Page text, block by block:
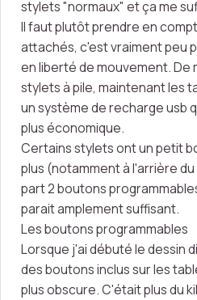
stylets "normaux" et ça me
Il faut plutôt prendre en
attachés, c'est vraiment peu
en liberté de mouvement. De
stylets à pile, maintenant les
un système de recharge usb
plus économique.
Certains stylets ont un petit
plus (notamment à l'arrière
part 2 boutons
parait amplement suffisant.
Les boutons programmables
Lorsque j'ai débuté le dessin
des boutons inclus sur les
plus obscure. C'était plus du